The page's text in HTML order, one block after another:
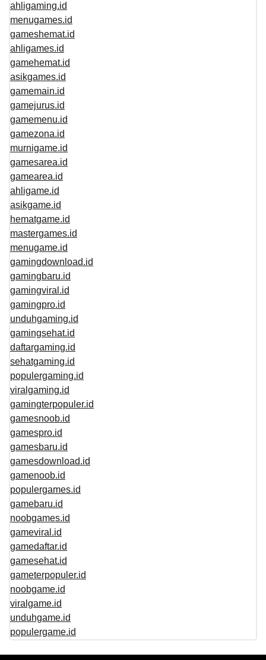
ahligaming.id
menugames.id
gameshemat.id
ahligames.id
gamehemat.id
asikgames.id
gamemain.id
gamejurus.id
gamemenu.id
gamezona.id
murnigame.id
gamesarea.id
gamearea.id
ahligame.id
asikgame.id
hematgame.id
mastergames.id
menugame.id
gamingdownload.id
gamingbaru.id
gamingviral.id
gamingpro.id
unduhgaming.id
gamingsehat.id
daftargaming.id
sehatgaming.id
populergaming.id
viralgaming.id
gamingterpopuler.id
gamesnoob.id
gamespro.id
gamesbaru.id
gamesdownload.id
gamenoob.id
populergames.id
gamebaru.id
noobgames.id
gameviral.id
gamedaftar.id
gamesehat.id
gameterpopuler.id
noobgame.id
viralgame.id
unduhgame.id
populergame.id